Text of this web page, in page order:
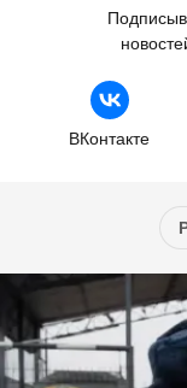
ВКонтакте